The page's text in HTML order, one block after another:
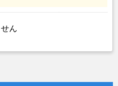
ん